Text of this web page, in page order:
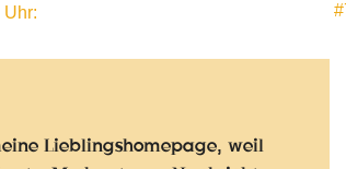
Uhr:
Lieblingshomepage, weil